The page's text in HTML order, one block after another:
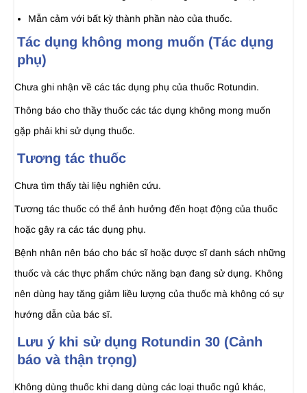
Mẫn cảm với bất kỳ thành phần nào của thuốc.
Tác dụng không mong muốn (Tác dụng
phụ)
Chưa ghi nhận về các tác dụng phụ của thuốc Rotundin.
Thông báo cho thầy thuốc các tác dụng không mong muốn
gặp phải khi sử dụng thuốc.
Tương tác thuốc
Chưa tìm thấy tài liệu nghiên cứu.
Tương tác thuốc có thể ảnh hưởng đến hoạt động của thuốc
hoặc gây ra các tác dụng phụ.
Bệnh nhân nên báo cho bác sĩ hoặc dược sĩ danh sách những
thuốc và các thực phẩm chức năng bạn đang sử dụng. Không
nên dùng hay tăng giảm liều lượng của thuốc mà không có sự
hướng dẫn của bác sĩ.
Lưu ý khi sử dụng Rotundin 30 (Cảnh
báo và thận trọng)
Không dùng thuốc khi dang dùng các loại thuốc ngủ khác,